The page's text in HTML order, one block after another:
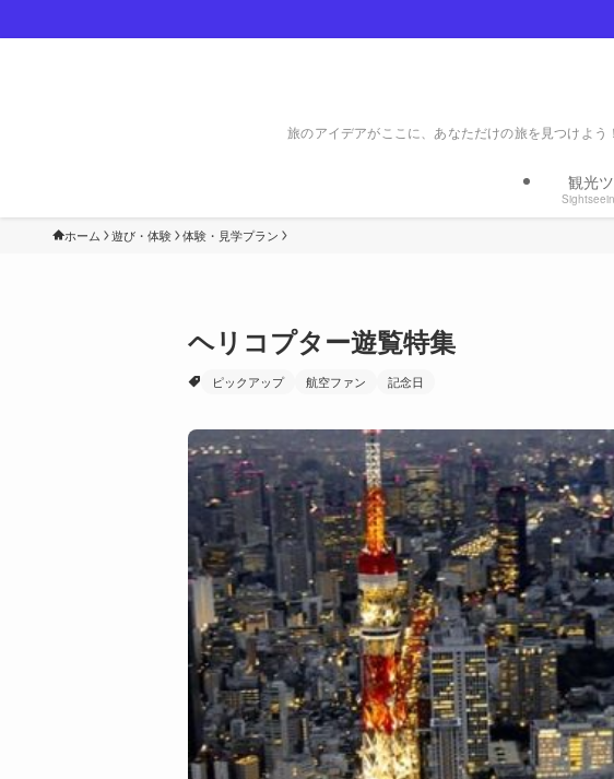
旅さがしネ
旅のアイデアがここに、あなただけの旅を見つけよ
観光
ホーム 遊び・体験 体験・見学プラン
ヘリコプター遊覧特集
ピックアップ 航空ファン 記念日